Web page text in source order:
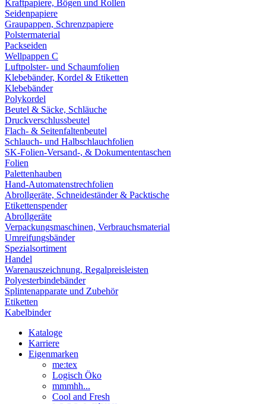
Kraftpapiere, Bögen und Rollen
Seidenpapiere
Graupappen, Schrenzpapiere
Polstermaterial
Packseiden
Wellpappen C
Luftpolster- und Schaumfolien
Klebebänder, Kordel & Etiketten
Klebebänder
Polykordel
Beutel & Säcke, Schläuche
Druckverschlussbeutel
Flach- & Seitenfaltenbeutel
Schlauch- und Halbschlauchfolien
SK-Folien-Versand-, & Dokumententaschen
Folien
Palettenhauben
Hand-Automatenstrechfolien
Abrollgeräte, Schneideständer & Packtische
Etikettenspender
Abrollgeräte
Verpackungsmaschinen, Verbrauchsmaterial
Umreifungsbänder
Spezialsortiment
Handel
Warenauszeichnung, Regalpreisleisten
Polyesterbindebänder
Splintenapparate und Zubehör
Etiketten
Kabelbinder
Kataloge
Karriere
Eigenmarken
me:tex
Logisch Öko
mmmhh...
Cool and Fresh